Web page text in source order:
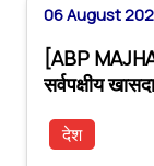
06 August
[ABP
सर्वपक्षीय
देश